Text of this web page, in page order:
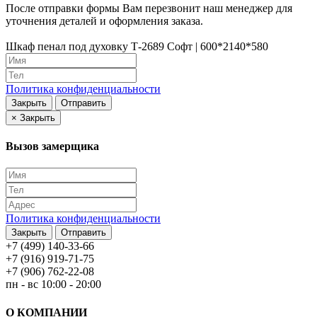
После отправки формы Вам перезвонит наш менеджер для
уточнения деталей и оформления заказа.
Шкаф пенал под духовку Т-2689 Софт | 600*2140*580
Политика конфиденциальности
Закрыть
Отправить
× Закрыть
Вызов замерщика
Политика конфиденциальности
Закрыть Отправить
+7 (499) 140-33-66
+7 (916) 919-71-75
+7 (906) 762-22-08
пн - вс 10:00 - 20:00
О КОМПАНИИ